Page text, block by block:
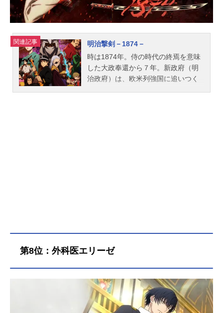
彦キャラクタ...
関連記事
明治撃剣－1874－
時は1874年。侍の時代の終焉を意味
した大政奉還から７年。新政府（明
治政府）は、欧米列強国に追いつく
で縄張り争いを繰り広げるヤクザ・
狂四郎が、ある目的を持って客人と
「武士の世を再び」と謀反を企てる
黒幕へと上納していた。岩倉暗殺
も、その人物が裏で糸を引いていた
第8位：外科医エリーゼ